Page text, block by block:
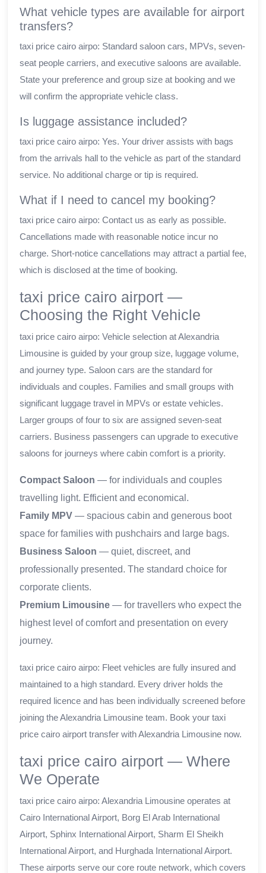
What vehicle types are available for airport
transfers?
taxi price cairo airpo: Standard saloon cars, MPVs, seven-
seat people carriers, and executive saloons are available.
State your preference and group size at booking and we
will confirm the appropriate vehicle class.
Is luggage assistance included?
taxi price cairo airpo: Yes. Your driver assists with bags
from the arrivals hall to the vehicle as part of the standard
service. No additional charge or tip is required.
What if I need to cancel my booking?
taxi price cairo airpo: Contact us as early as possible.
Cancellations made with reasonable notice incur no
charge. Short-notice cancellations may attract a partial fee,
which is disclosed at the time of booking.
taxi price cairo airport —
Choosing the Right Vehicle
taxi price cairo airpo: Vehicle selection at Alexandria
Limousine is guided by your group size, luggage volume,
and journey type. Saloon cars are the standard for
individuals and couples. Families and small groups with
significant luggage travel in MPVs or estate vehicles.
Larger groups of four to six are assigned seven-seat
carriers. Business passengers can upgrade to executive
saloons for journeys where cabin comfort is a priority.
Compact Saloon — for individuals and couples
travelling light. Efficient and economical.
Family MPV — spacious cabin and generous boot
space for families with pushchairs and large bags.
Business Saloon — quiet, discreet, and
professionally presented. The standard choice for
corporate clients.
Premium Limousine — for travellers who expect the
highest level of comfort and presentation on every
journey.
taxi price cairo airpo: Fleet vehicles are fully insured and
maintained to a high standard. Every driver holds the
required licence and has been individually screened before
joining the Alexandria Limousine team. Book your taxi
price cairo airport transfer with Alexandria Limousine now.
taxi price cairo airport — Where
We Operate
taxi price cairo airpo: Alexandria Limousine operates at
Cairo International Airport, Borg El Arab International
Airport, Sphinx International Airport, Sharm El Sheikh
International Airport, and Hurghada International Airport.
These airports serve our core route network, which covers